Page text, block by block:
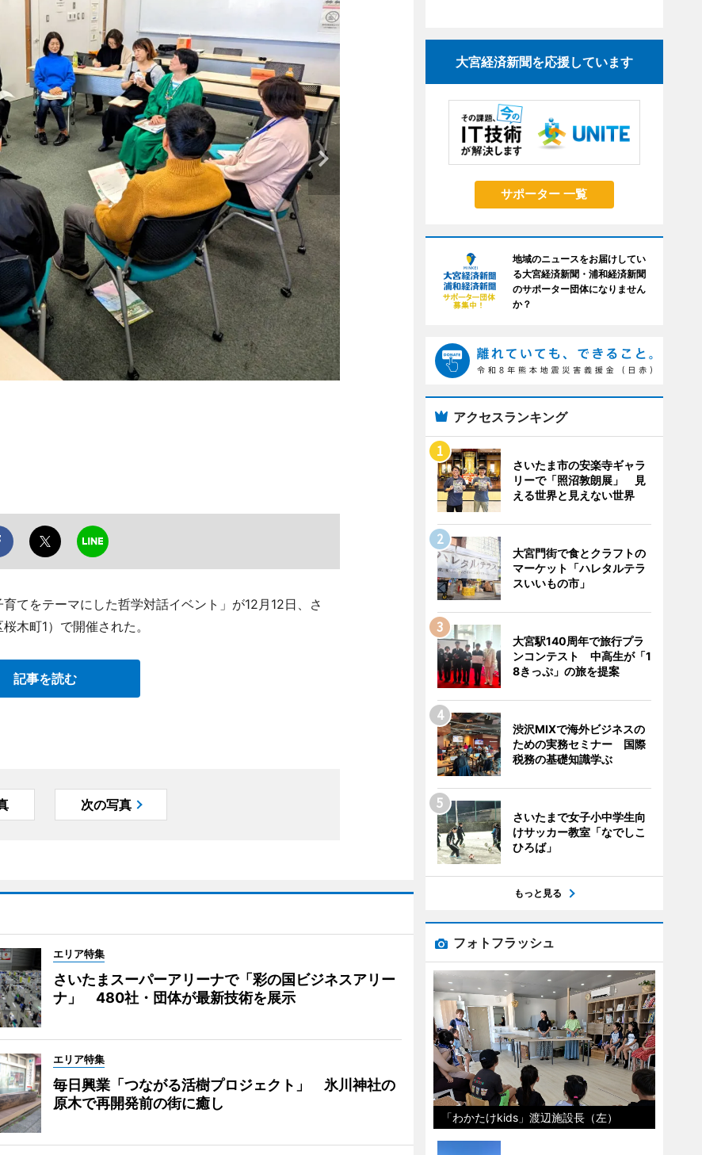
てをテーマにした哲学対話イベント」が12月12日、さ
木町1）で開催された。
記事を読む
次の写真
エリア特集
さいたまスーパーアリーナで「彩の国ビジネスアリー
ナ」 480社・団体が最新技術を展示
エリア特集
毎日興業「つながる活樹プロジェクト」 氷川神社の
原木で再開発前の街に癒し
大宮経済新聞を応援しています
サポーター 一覧
地域のニュースをお届けしてい
る大宮経済新聞・浦和経済新聞
のサポーター団体になりません
か？
アクセスランキング
さいたま市の安楽寺ギャラ
リーで「照沼敦朗展」 見
える世界と見えない世界
大宮門街で食とクラフトの
マーケット「ハレタルテラ
スいいもの市」
大宮駅140周年で旅行プラ
ンコンテスト 中高生が「1
8きっぷ」の旅を提案
渋沢MIXで海外ビジネスの
ための実務セミナー 国際
税務の基礎知識学ぶ
さいたまで女子小中学生向
けサッカー教室「なでしこ
ひろば」
もっと見る
フォトフラッシュ
「わかたけkids」渡辺施設長（左）